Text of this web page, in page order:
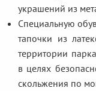
украшений из
Специальную
тапочки из
территории
в целях
скольжения по